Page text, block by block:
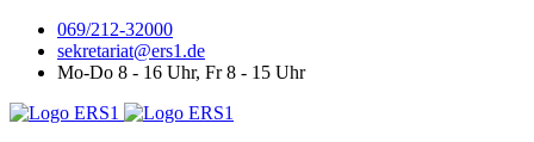
069/212-32000
sekretariat@ers1.de
Mo-Do 8 - 16 Uhr, Fr 8 - 15 Uhr